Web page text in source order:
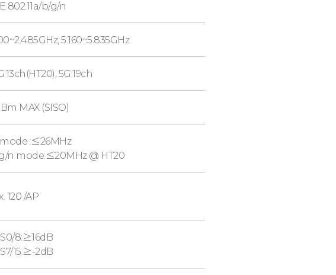
802.11a/b/g/n
5.160~5.835GHz
5G:19ch
MAX (SISO)
mode :≤26MHz
g/n mode:≤20MHz @ HT20
120 /AP
8:≥16dB
15:≥-2dB